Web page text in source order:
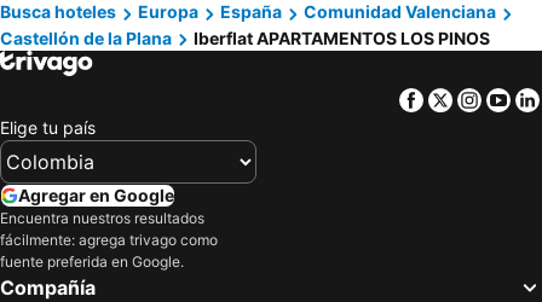
Busca hoteles
Europa España
Comunidad Valenciana
Castellón de la Plana
Iberflat APARTAMENTOS LOS PINOS
Facebook
Twitter
Elige tu país
Agregar en Google
Encuentra nuestros resultados
fácilmente: agrega trivago como
fuente preferida en Google.
Compañía